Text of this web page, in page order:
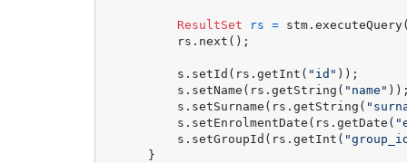
ResultSet rs =
        rs.next();
        s.setId(rs.getInt(
"id" ));
        s.setName(rs.getString(
"name"
        s.setSurname(rs.getString(
        s.setEnrolmentDate(rs.getDate(
        s.setGroupId(rs.getInt(
    }